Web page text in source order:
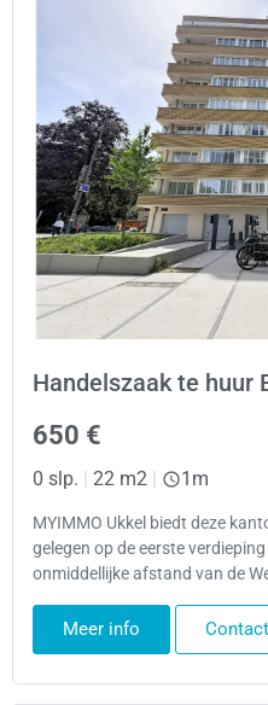
Handelszaak te huur
650 €
0 slp. | 22 m2 | 1m
MYIMMO Ukkel biedt deze
gelegen op de eerste
onmiddellijke afstand van de
Meer info Contact